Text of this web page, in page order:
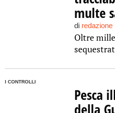
multe
di redazione
Oltre
I CONTROLLI
Pesca
della